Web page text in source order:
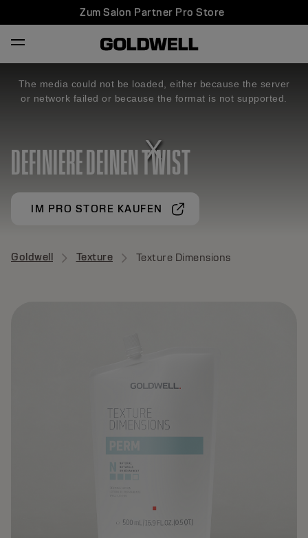
Zum Salon Partner Pro Store
The media could not be loaded, either because the server
or network failed or because the format is not supported.
DEFINIERE DEINEN TWIST
IM PRO STORE KAUFEN
Goldwell Texture Texture Dimensions